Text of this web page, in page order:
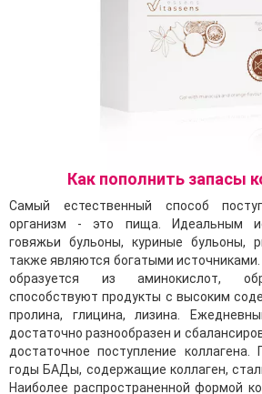
Как пополнить запасы
Самый естественный способ
организм - это пища. Идеальным
говяжьи бульоны, куриные бульоны,
также являются богатыми источниками.
образуется из аминокислот,
способствуют продукты с высоким
пролина, глицина, лизина.
достаточно разнообразен и
достаточное поступление
годы БАДы, содержащие коллаген,
Наиболее распространенной формой